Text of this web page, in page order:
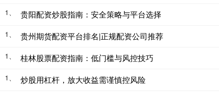
1、 贵阳配资炒股指南：安全策略与平台选择
1、 贵州期货配资平台排名|正规配资公司推荐
1、 桂林股票配资指南：低门槛与风控技巧
1、 炒股用杠杆，放大收益需谨慎控风险